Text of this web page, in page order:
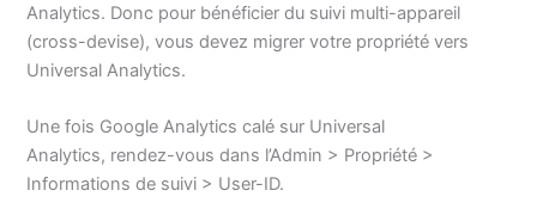
Analytics. Donc pour bénéficier du suivi multi-appareil
(cross-devise), vous devez migrer votre propriété vers
Universal Analytics.
Une fois Google Analytics calé sur Universal
Analytics, rendez-vous dans l’Admin > Propriété >
Informations de suivi > User-ID.